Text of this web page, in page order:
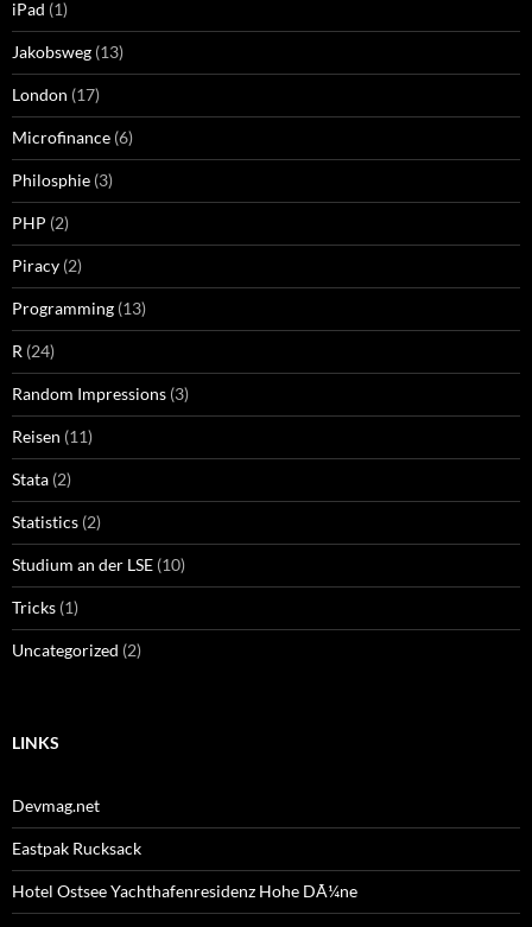
iPad (1)
Jakobsweg (13)
London (17)
Microfinance (6)
Philosphie (3)
PHP (2)
Piracy (2)
Programming (13)
R (24)
Random Impressions (3)
Reisen (11)
Stata (2)
Statistics (2)
Studium an der LSE (10)
Tricks (1)
Uncategorized (2)
LINKS
Devmag.net
Eastpak Rucksack
Hotel Ostsee Yachthafenresidenz Hohe DÃ¼ne